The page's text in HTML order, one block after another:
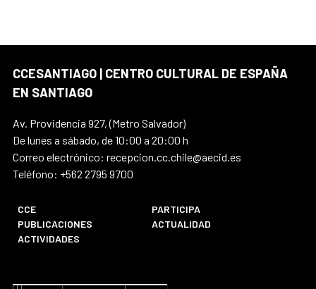
CCESANTIAGO | CENTRO CULTURAL DE ESPAÑA
EN SANTIAGO
Av. Providencia 927, (Metro Salvador)
De lunes a sábado, de 10:00 a 20:00 h
Correo electrónico: recepcion.cc.chile@aecid.es
Teléfono: +562 2795 9700
CCE
PARTICIPA
PUBLICACIONES
ACTUALIDAD
ACTIVIDADES